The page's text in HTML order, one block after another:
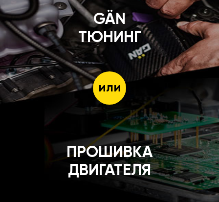
GÄN
ТЮНИНГ
или
ПРОШИВКА
ДВИГАТЕЛЯ